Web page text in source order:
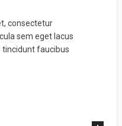
consectetur
sem eget lacus
faucibus